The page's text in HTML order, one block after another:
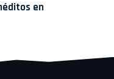
en